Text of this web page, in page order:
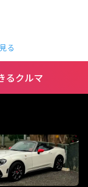
る
るクルマ